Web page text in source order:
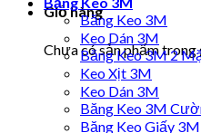
Giỏ hàng
Chưa có sản phẩm trong
Băng Keo 3M
Keo Dán 3M
Băng Keo 3M 2
Keo Xịt 3M
Keo Dán 3M
Băng Keo 3M
Băng Keo Giấy 3M